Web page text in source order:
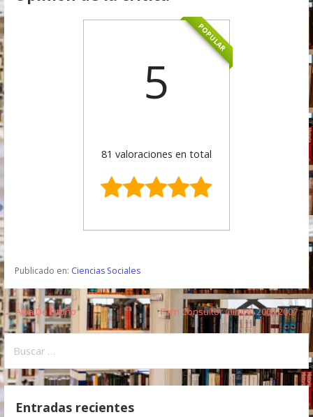
POPULAR
5
81 valoraciones en total
Publicado en: Ciencias Sociales
N
a
v
e
← Alba De Otoño Ferri Consultor Clínico, 2006 2007 →
s
Entradas recientes